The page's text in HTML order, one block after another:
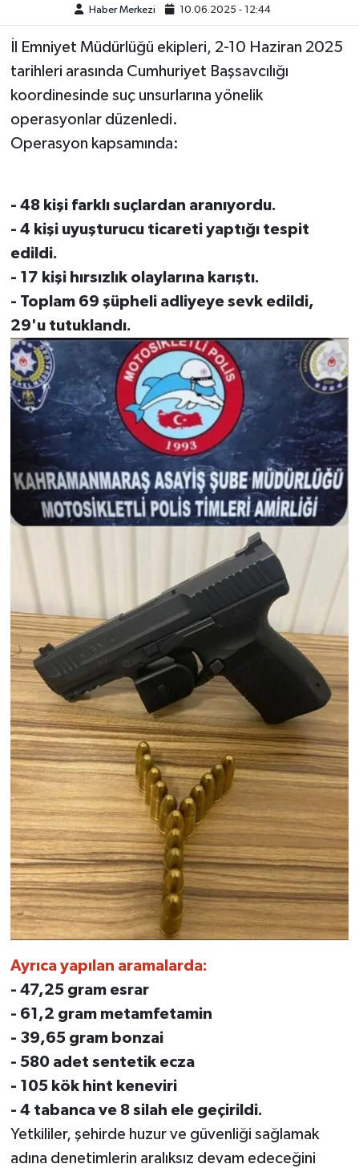
Haber Merkezi 10.06.2025 - 12:44
İl Emniyet Müdürlüğü ekipleri, 2-10 Haziran 2025
tarihleri arasında Cumhuriyet Başsavcılığı
koordinesinde suç unsurlarına yönelik
operasyonlar düzenledi.
Operasyon kapsamında:
- 48 kişi farklı suçlardan aranıyordu.
- 4 kişi uyuşturucu ticareti yaptığı tespit
edildi.
- 17 kişi hırsızlık olaylarına karıştı.
- Toplam 69 şüpheli adliyeye sevk edildi,
29'u tutuklandı.
Ayrıca yapılan aramalarda:
- 47,25 gram esrar
- 61,2 gram metamfetamin
- 39,65 gram bonzai
- 580 adet sentetik ecza
- 105 kök hint keneviri
- 4 tabanca ve 8 silah ele geçirildi.
Yetkililer, şehirde huzur ve güvenliği sağlamak
adına denetimlerin aralıksız devam edeceğini
DÜNYA
TREND
OTOMOTİV
YAŞAM
KÜLTÜR SANAT